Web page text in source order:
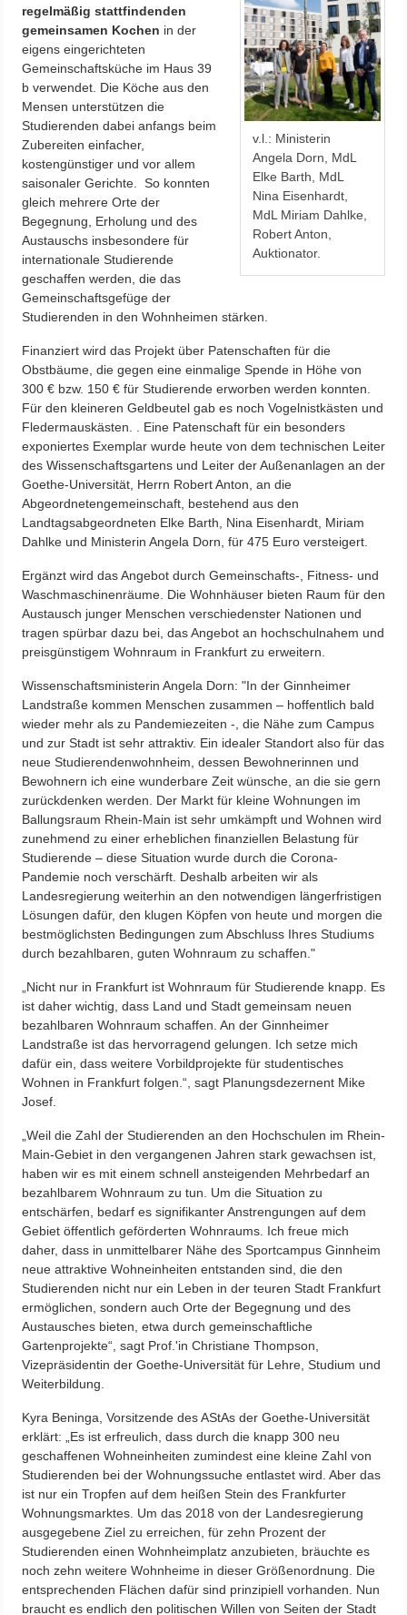
v.l.: Ministerin
Angela Dorn, MdL
Elke Barth, MdL
Nina Eisenhardt,
MdL Miriam Dahlke,
Robert Anton,
Auktionator.
regelmäßig stattfindenden
gemeinsamen Kochen in der
eigens eingerichteten
Gemeinschaftsküche im Haus 39
b verwendet. Die Köche aus den
Mensen unterstützen die
Studierenden dabei anfangs beim
Zubereiten einfacher,
kostengünstiger und vor allem
saisonaler Gerichte. So konnten
gleich mehrere Orte der
Begegnung, Erholung und des
Austauschs insbesondere für
internationale Studierende
geschaffen werden, die das
Gemeinschaftsgefüge der
Studierenden in den Wohnheimen stärken.
Finanziert wird das Projekt über Patenschaften für die
Obstbäume, die gegen eine einmalige Spende in Höhe von
300 € bzw. 150 € für Studierende erworben werden konnten.
Für den kleineren Geldbeutel gab es noch Vogelnistkästen und
Fledermauskästen. . Eine Patenschaft für ein besonders
exponiertes Exemplar wurde heute von dem technischen Leiter
des Wissenschaftsgartens und Leiter der Außenanlagen an der
Goethe-Universität, Herrn Robert Anton, an die
Abgeordnetengemeinschaft, bestehend aus den
Landtagsabgeordneten Elke Barth, Nina Eisenhardt, Miriam
Dahlke und Ministerin Angela Dorn, für 475 Euro versteigert.
Ergänzt wird das Angebot durch Gemeinschafts-, Fitness- und
Waschmaschinenräume. Die Wohnhäuser bieten Raum für den
Austausch junger Menschen verschiedenster Nationen und
tragen spürbar dazu bei, das Angebot an hochschulnahem und
preisgünstigem Wohnraum in Frankfurt zu erweitern.
Wissenschaftsministerin Angela Dorn: "In der Ginnheimer
Landstraße kommen Menschen zusammen – hoffentlich bald
wieder mehr als zu Pandemiezeiten -, die Nähe zum Campus
und zur Stadt ist sehr attraktiv. Ein idealer Standort also für das
neue Studierendenwohnheim, dessen Bewohnerinnen und
Bewohnern ich eine wunderbare Zeit wünsche, an die sie gern
zurückdenken werden. Der Markt für kleine Wohnungen im
Ballungsraum Rhein-Main ist sehr umkämpft und Wohnen wird
zunehmend zu einer erheblichen finanziellen Belastung für
Studierende – diese Situation wurde durch die Corona-
Pandemie noch verschärft. Deshalb arbeiten wir als
Landesregierung weiterhin an den notwendigen längerfristigen
Lösungen dafür, den klugen Köpfen von heute und morgen die
bestmöglichsten Bedingungen zum Abschluss Ihres Studiums
durch bezahlbaren, guten Wohnraum zu schaffen."
„Nicht nur in Frankfurt ist Wohnraum für Studierende knapp. Es
ist daher wichtig, dass Land und Stadt gemeinsam neuen
bezahlbaren Wohnraum schaffen. An der Ginnheimer
Landstraße ist das hervorragend gelungen. Ich setze mich
dafür ein, dass weitere Vorbildprojekte für studentisches
Wohnen in Frankfurt folgen.“, sagt Planungsdezernent Mike
Josef.
„Weil die Zahl der Studierenden an den Hochschulen im Rhein-
Main-Gebiet in den vergangenen Jahren stark gewachsen ist,
haben wir es mit einem schnell ansteigenden Mehrbedarf an
bezahlbarem Wohnraum zu tun. Um die Situation zu
entschärfen, bedarf es signifikanter Anstrengungen auf dem
Gebiet öffentlich geförderten Wohnraums. Ich freue mich
daher, dass in unmittelbarer Nähe des Sportcampus Ginnheim
neue attraktive Wohneinheiten entstanden sind, die den
Studierenden nicht nur ein Leben in der teuren Stadt Frankfurt
ermöglichen, sondern auch Orte der Begegnung und des
Austausches bieten, etwa durch gemeinschaftliche
Gartenprojekte“, sagt Prof.'in Christiane Thompson,
Vizepräsidentin der Goethe-Universität für Lehre, Studium und
Weiterbildung.
Kyra Beninga, Vorsitzende des AStAs der Goethe-Universität
erklärt: „Es ist erfreulich, dass durch die knapp 300 neu
geschaffenen Wohneinheiten zumindest eine kleine Zahl von
Studierenden bei der Wohnungssuche entlastet wird. Aber das
ist nur ein Tropfen auf dem heißen Stein des Frankfurter
Wohnungsmarktes. Um das 2018 von der Landesregierung
ausgegebene Ziel zu erreichen, für zehn Prozent der
Studierenden einen Wohnheimplatz anzubieten, bräuchte es
noch zehn weitere Wohnheime in dieser Größenordnung. Die
entsprechenden Flächen dafür sind prinzipiell vorhanden. Nun
braucht es endlich den politischen Willen von Seiten der Stadt